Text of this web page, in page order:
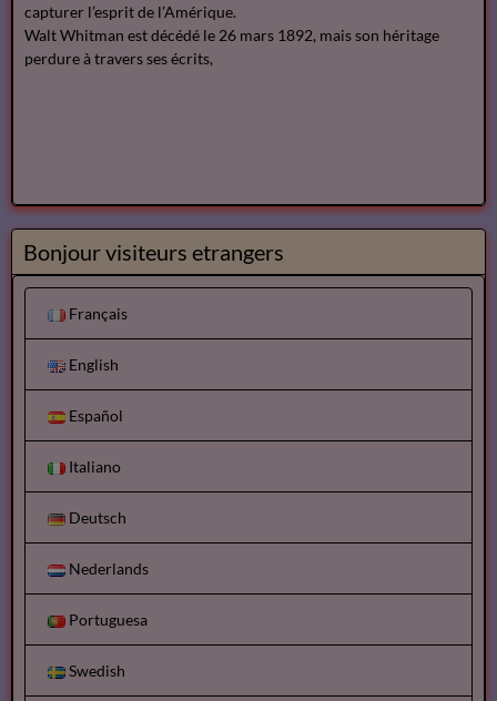
capturer l’esprit de l’Amérique.
Walt Whitman est décédé le 26 mars 1892, mais son héritage
perdure à travers ses écrits,
Bonjour visiteurs etrangers
Français
English
Español
Italiano
Deutsch
Nederlands
Portuguesa
Swedish